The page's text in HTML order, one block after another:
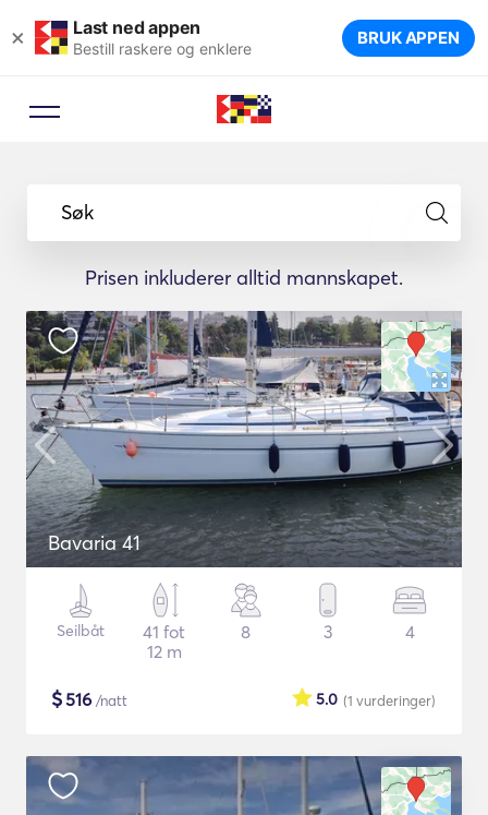
× Last ned appen
Bestill raskere og enklere BRUK APPEN
Søk
Prisen inkluderer alltid mannskapet.
Bavaria 41
Seilbåt
41 fot
12 m
8 3 4
$516 /natt (1 vurderinger)
5.0